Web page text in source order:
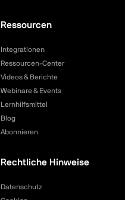
Ressourcen
Integrationen
Ressourcen-Center
Videos & Berichte
Webinare & Events
Lernhilfsmittel
Blog
Abonnieren
Rechtliche Hinweise
Datenschutz